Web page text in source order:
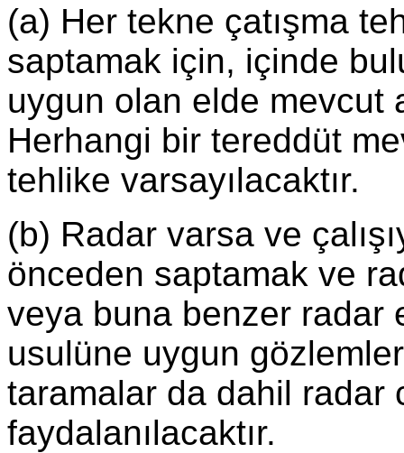
(a) Her tekne çatışma
saptamak için, içinde
uygun olan elde mevcut
Herhangi bir tereddüt
tehlike varsayılacaktır.
(b) Radar varsa ve
önceden saptamak ve
veya buna benzer radar
usulüne uygun
taramalar da dahil radar
faydalanılacaktır.